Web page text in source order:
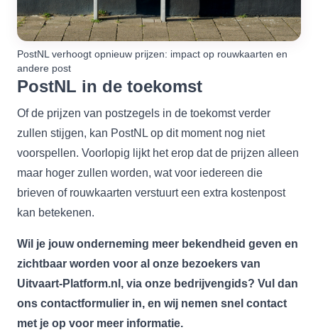
PostNL verhoogt opnieuw prijzen: impact op rouwkaarten en
andere post
PostNL in de toekomst
Of de prijzen van postzegels in de toekomst verder
zullen stijgen, kan PostNL op dit moment nog niet
voorspellen. Voorlopig lijkt het erop dat de prijzen alleen
maar hoger zullen worden, wat voor iedereen die
brieven of rouwkaarten verstuurt een extra kostenpost
kan betekenen.
Wil je jouw onderneming meer bekendheid geven en
zichtbaar worden voor al onze bezoekers van
Uitvaart-Platform.nl, via onze bedrijvengids? Vul dan
ons contactformulier in, en wij nemen snel contact
met je op voor meer informatie.